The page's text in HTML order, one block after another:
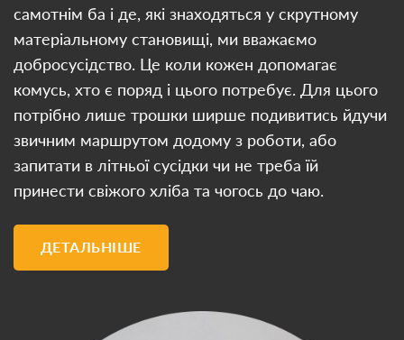
самотнім ба і де, які знаходяться у скрутному
матеріальному становищі, ми вважаємо
добросусідство. Це коли кожен допомагає
комусь, хто є поряд і цього потребує. Для цього
потрібно лише трошки ширше подивитись йдучи
звичним маршрутом додому з роботи, або
запитати в літньої сусідки чи не треба їй
принести свіжого хліба та чогось до чаю.
ДЕТАЛЬНІШЕ